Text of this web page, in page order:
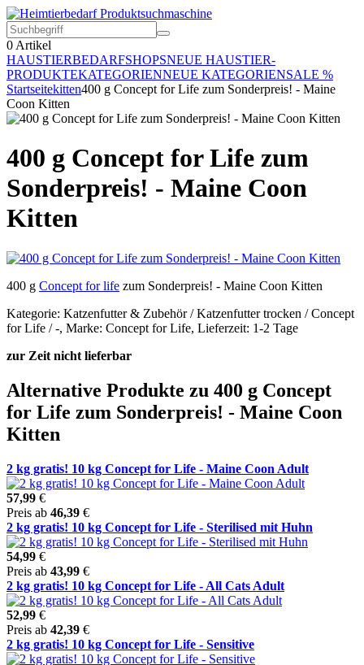
0 Artikel
HAUSTIERBEDARFSHOPSNEUE HAUSTIER-
PRODUKTEKATEGORIENNEUE KATEGORIENSALE %
Startseitekitten400 g Concept for Life zum Sonderpreis! - Maine
Coon Kitten
400 g Concept for Life zum
Sonderpreis! - Maine Coon
Kitten
400 g Concept for life zum Sonderpreis! - Maine Coon Kitten
Kategorie: Katzenfutter & Zubehör / Katzenfutter trocken / Concept
for Life / -, Marke: Concept for Life, Lieferzeit: 1-2 Tage
zur Zeit nicht lieferbar
Alternative Produkte zu 400 g Concept
for Life zum Sonderpreis! - Maine Coon
Kitten
2 kg gratis! 10 kg Concept for Life - Maine Coon Adult
57,99 €
Preis ab 46,39 €
2 kg gratis! 10 kg Concept for Life - Sterilised mit Huhn
54,99 €
Preis ab 43,99 €
2 kg gratis! 10 kg Concept for Life - All Cats Adult
52,99 €
Preis ab 42,39 €
2 kg gratis! 10 kg Concept for Life - Sensitive